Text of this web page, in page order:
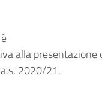
alla presentazione
2020/21.